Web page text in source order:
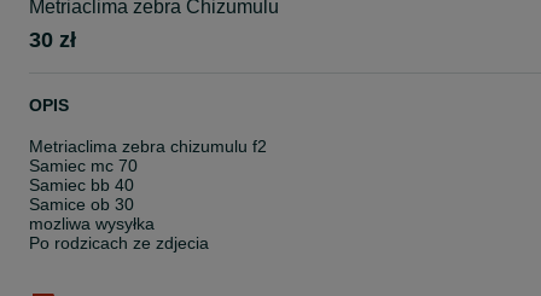
Metriaclima zebra Chizumulu
30 zł
OPIS
Metriaclima zebra chizumulu f2
Samiec mc 70
Samiec bb 40
Samice ob 30
mozliwa wysyłka
Po rodzicach ze zdjecia